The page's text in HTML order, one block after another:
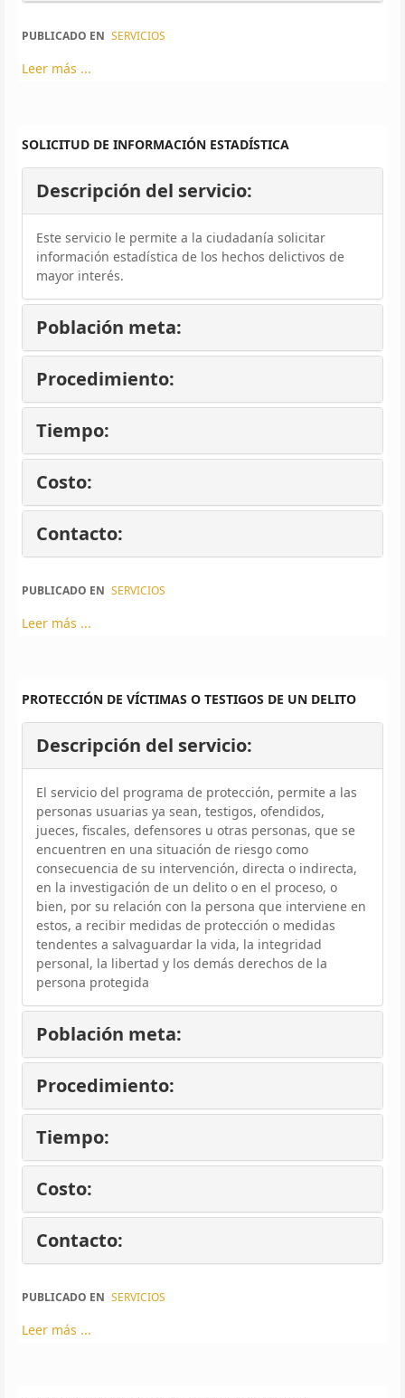
PUBLICADO EN SERVICIOS
Leer más ...
SOLICITUD DE INFORMACIÓN ESTADÍSTICA
Descripción del servicio:
Este servicio le permite a la ciudadanía solicitar
información estadística de los hechos delictivos de
mayor interés.
Población meta:
Procedimiento:
Tiempo:
Costo:
Contacto:
PUBLICADO EN SERVICIOS
Leer más ...
PROTECCIÓN DE VÍCTIMAS O TESTIGOS DE UN DELITO
Descripción del servicio:
El servicio del programa de protección, permite a las
personas usuarias ya sean, testigos, ofendidos,
jueces, fiscales, defensores u otras personas, que se
encuentren en una situación de riesgo como
consecuencia de su intervención, directa o indirecta,
en la investigación de un delito o en el proceso, o
bien, por su relación con la persona que interviene en
estos, a recibir medidas de protección o medidas
tendentes a salvaguardar la vida, la integridad
personal, la libertad y los demás derechos de la
persona protegida
Población meta:
Procedimiento:
Tiempo:
Costo:
Contacto:
PUBLICADO EN SERVICIOS
Leer más ...